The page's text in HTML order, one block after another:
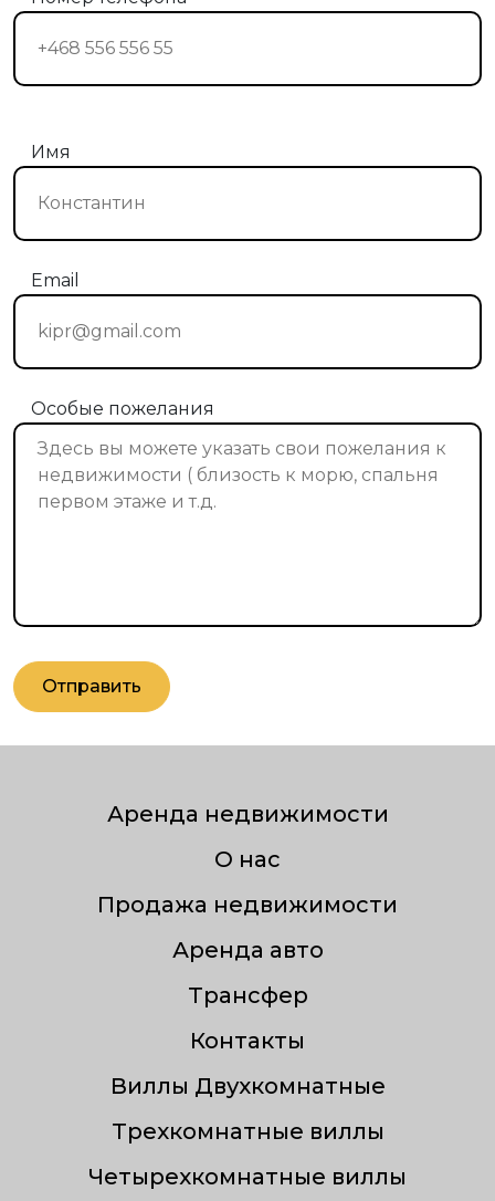
Имя
Email
Особые пожелания
Отправить
Аренда недвижимости
О нас
Продажа недвижимости
Аренда авто
Трансфер
Контакты
Виллы Двухкомнатные
Трехкомнатные виллы
Четырехкомнатные виллы